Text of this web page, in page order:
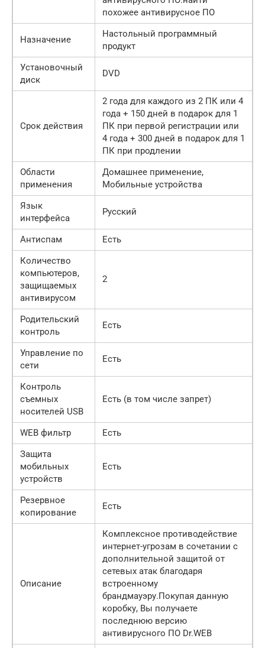
похожее антивирусное ПО
Назначение
Настольный программный
продукт
Установочный
диск
DVD
Срок действия
2 года для каждого из 2 ПК или 4
года + 150 дней в подарок для 1
ПК при первой регистрации или
4 года + 300 дней в подарок для 1
ПК при продлении
Области
применения
Домашнее применение,
Мобильные устройства
Язык
интерфейса
Русский
Антиспам
Есть
Количество
компьютеров,
защищаемых
антивирусом
2
Родительский
контроль
Есть
Управление по
сети
Есть
Контроль
съемных
носителей USB
Есть (в том числе запрет)
WEB фильтр
Есть
Защита
мобильных
устройств
Есть
Резервное
копирование
Есть
Описание
Комплексное противодействие
интернет-угрозам в сочетании с
дополнительной защитой от
сетевых атак благодаря
встроенному
брандмауэру.Покупая данную
коробку, Вы получаете
последнюю версию
антивирусного ПО Dr.WEB